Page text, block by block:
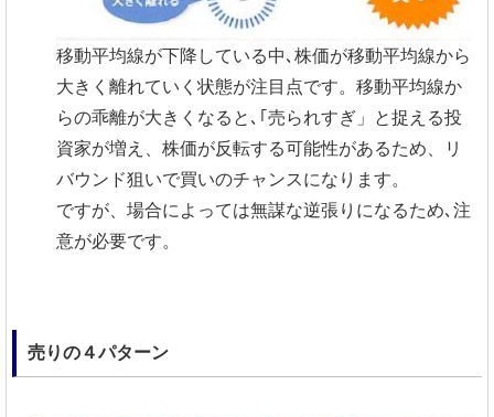
移動平均線が下降している中､株価が移動平均線から
大きく離れていく状態が注目点です。移動平均線か
らの乖離が大きくなると､｢売られすぎ」と捉える投
資家が増え、株価が反転する可能性があるため、リ
バウンド狙いで買いのチャンスになります。
ですが、場合によっては無謀な逆張りになるため､注
意が必要です。
売りの４パターン